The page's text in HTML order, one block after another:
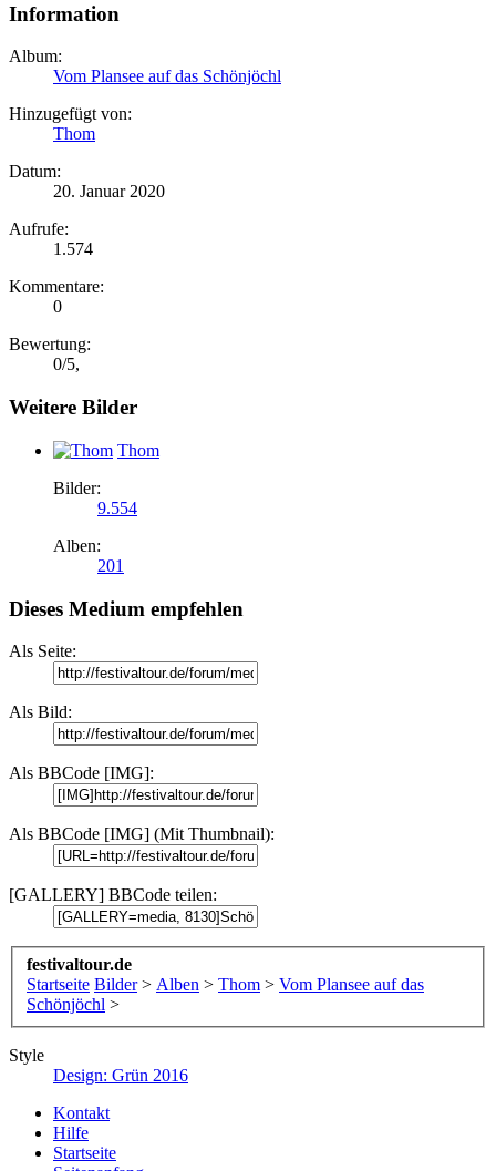
Information
Album:
Vom Plansee auf das Schönjöchl
Hinzugefügt von:
Thom
Datum:
20. Januar 2020
Aufrufe:
1.574
Kommentare:
0
Bewertung:
0/5,
Weitere Bilder
Thom
Bilder:
9.554
Alben:
201
Dieses Medium empfehlen
Als Seite:
Als Bild:
Als BBCode [IMG]:
Als BBCode [IMG] (Mit Thumbnail):
[GALLERY] BBCode teilen:
festivaltour.de
Startseite Bilder > Alben > Thom > Vom Plansee auf das
Schönjöchl >
Style
Design: Grün 2016
Kontakt
Hilfe
Startseite